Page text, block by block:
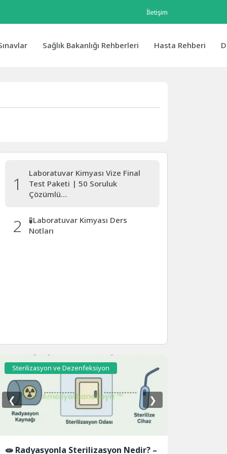
İletişim
Sağlık Bakanlığı Rehberleri Hasta Rehberi
1
Laboratuvar Kimyası Vize Final
Test Paketi | 50 Soruluk
Çözümlü…
2
🧪Laboratuvar Kimyası Ders
Notları
Sterilizasyon ve Dezenfeksiyon
🧫 Radyasyonla Sterilizasyon Nedir? –
❮ ❯